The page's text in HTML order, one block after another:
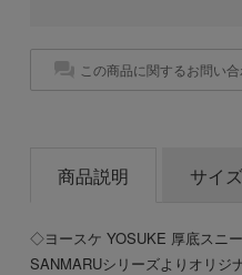
この商品に関するお問い
商品説明 サイ
◇ヨースケ YOSUKE 厚底スニ
SANMARUシリーズよりオリジ